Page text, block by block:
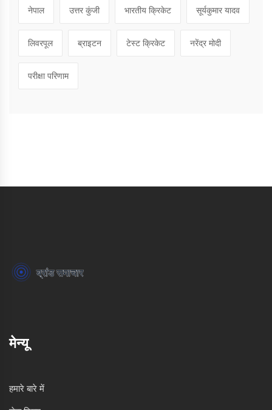
नेपाल उत्तर कुंजी भारतीय क्रिकेट सूर्यकुमार यादव
लिवरपूल ब्राइटन टेस्ट क्रिकेट नरेंद्र मोदी
परीक्षा परिणाम
मेन्यू
हमारे बारे में